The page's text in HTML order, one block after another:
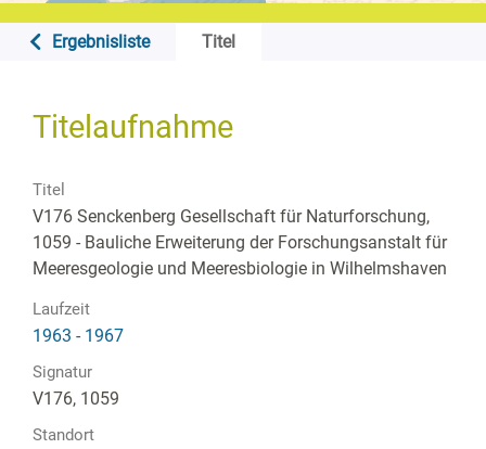
Ergebnisliste Titel
Titelaufnahme
Titel
V176 Senckenberg Gesellschaft für Naturforschung,
1059 - Bauliche Erweiterung der Forschungsanstalt für
Meeresgeologie und Meeresbiologie in Wilhelmshaven
Laufzeit
1963 - 1967
Signatur
V176, 1059
Standort